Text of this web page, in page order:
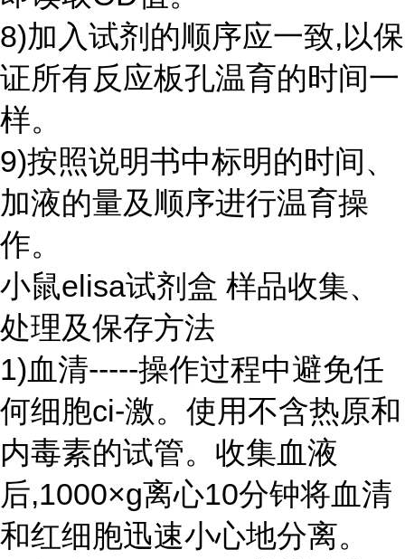
8)加入试剂的顺序应一致,以保
证所有反应板孔温育的时间一
样。
9)按照说明书中标明的时间、
加液的量及顺序进行温育操
作。
小鼠elisa试剂盒 样品收集、
处理及保存方法
1)血清-----操作过程中避免任
何细胞ci-激。使用不含热原和
内毒素的试管。收集血液
后,1000×g离心10分钟将血清
和红细胞迅速小心地分离。